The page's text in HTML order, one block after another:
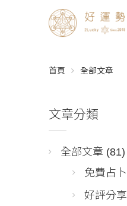
首頁 全部文章
文章分類
全部文章 (81)
免費占卜
好評分享